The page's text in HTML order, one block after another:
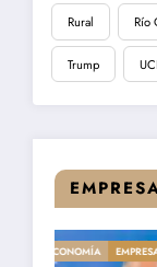
Rural Río
Trump
DESTACADA